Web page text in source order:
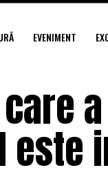
EVENIMENT
este